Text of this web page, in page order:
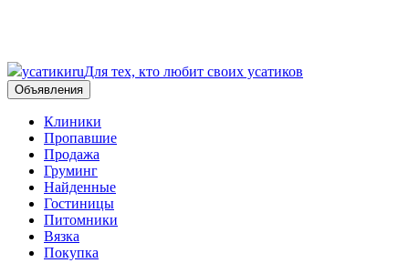
усатикиruДля тех, кто любит своих усатиков
Объявления
Клиники
Пропавшие
Продажа
Груминг
Найденные
Гостиницы
Питомники
Вязка
Покупка